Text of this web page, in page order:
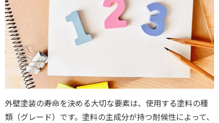
外壁塗装の寿命を決める大切な要素は、使用する塗料の種
類（グレード）です。塗料の主成分が持つ耐候性によって、